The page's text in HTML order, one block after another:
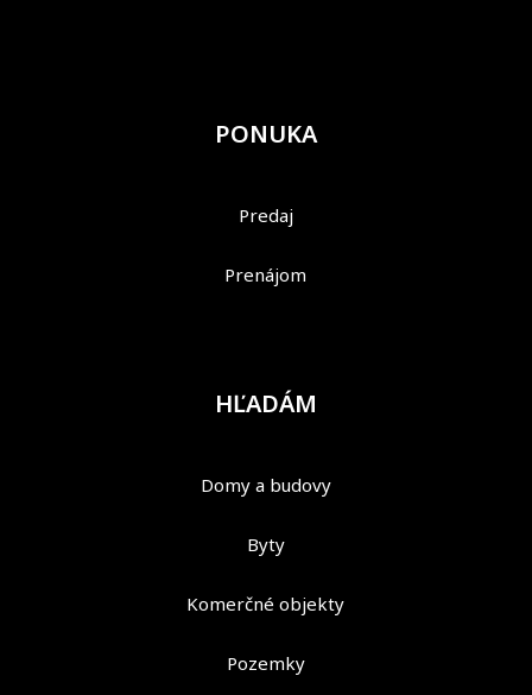
PONUKA
Predaj
Prenájom
HĽADÁM
Domy a budovy
Byty
Komerčné objekty
Pozemky